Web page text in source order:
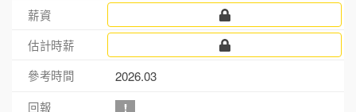
2026.03